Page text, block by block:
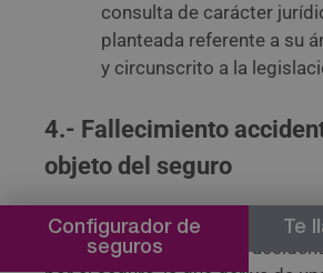
consulta de carácter
planteada referente a su
y circunscrito a la
4.- Fallecimiento
objeto del seguro
Respecto al alcance de la
entendemos por muerte
Configurador de
seguros
Te